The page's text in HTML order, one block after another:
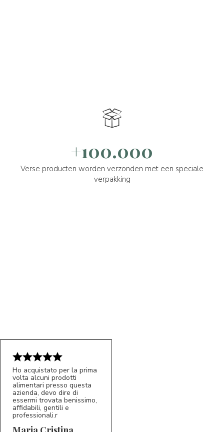
+100.000
Verse producten worden verzonden met een speciale
verpakking
MC
Ho acquistato per la prima
volta alcuni prodotti
alimentari presso questa
azienda, devo dire di
essermi trovata benissimo,
affidabili, gentili e
professionali.r